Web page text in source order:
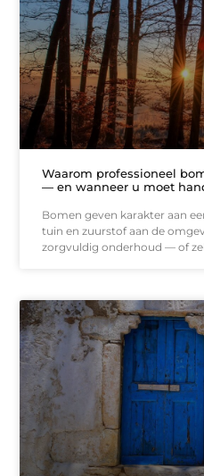
Waarom professioneel
— en wanneer u moet
Bomen geven karakter aan
tuin en zuurstof aan de
zorgvuldig onderhoud — of